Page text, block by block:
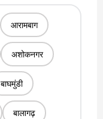
आरामबाग
अशोकनगर
बाघमुंडी
बालागढ़